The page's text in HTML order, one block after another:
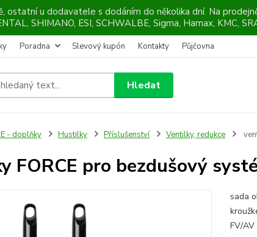
u dodavatele s dodáním do několika dní. Na
SHIMANO, ESI, SCHWALBE, Sigma, Hamax, KMC,
Poradna Slevový kupón Kontakty Půjčovna
Hledat
- doplňky Hustilky Příslušenství Ventilky, redukce
FORCE pro bezdušový
sada
FV/